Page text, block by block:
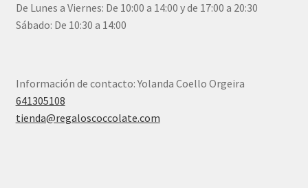
De Lunes a Viernes: De 10:00 a 14:00 y de 17:00 a 20:30
Sábado: De 10:30 a 14:00
Información de contacto: Yolanda Coello Orgeira
641305108
tienda@regaloscoccolate.com